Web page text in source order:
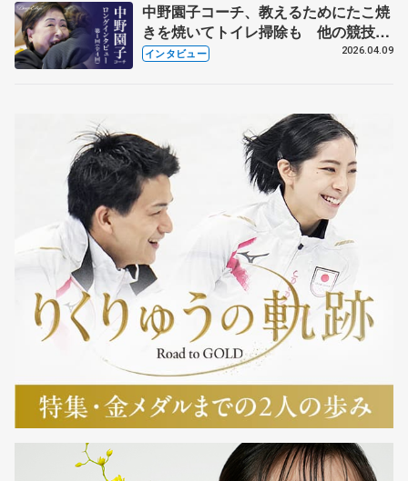
中野園子コーチ、教えるためにたこ焼
きを焼いてトイレ掃除も 他の競技に
も通用するという坂本花織の筋肉
インタビュー 2026.04.09